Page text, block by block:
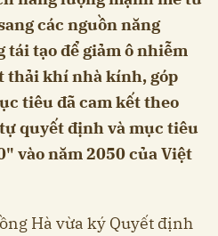
các nguồn năng
tái tạo để giảm ô nhiễm
thải khí nhà kính, góp
tiêu đã cam kết theo
quyết định và mục tiêu
vào năm 2050 của Việt
Hà vừa ký Quyết định